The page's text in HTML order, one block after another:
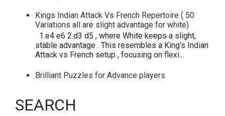
Kings Indian Attack Vs French Repertoire ( 50
Variations all are slight advantage for white)
1.e4 e6 2.d3 d5 , where White keeps a slight,
stable advantage . This resembles a King’s Indian
Attack vs French setup , focusing on flexi...
Brilliant Puzzles for Advance players
SEARCH